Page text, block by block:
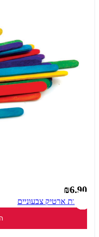
₪6.90
מקלות ארטיק צבעוניים